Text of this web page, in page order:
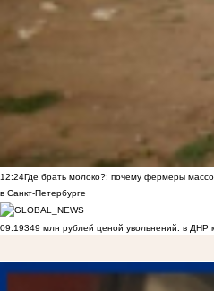
12:24Где брать молоко?: почему фермеры
в Санкт-Петербурге
09:19349 млн рублей ценой увольнений: в ДНР